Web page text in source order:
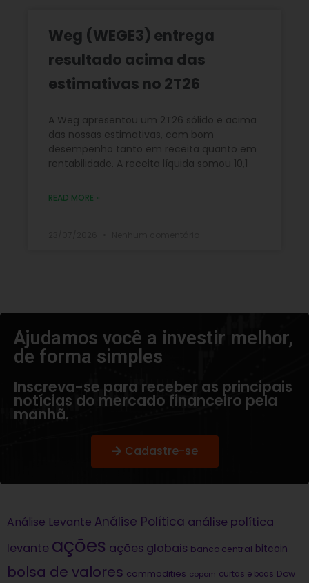
Weg (WEGE3) entrega
resultado acima das
estimativas no 2T26
A Weg apresentou um 2T26 sólido e acima
das nossas estimativas, com bom
desempenho tanto em receita quanto em
rentabilidade. A receita líquida somou 10,1
READ MORE »
Ajudamos você a investir melhor,
de forma simples​
Inscreva-se para receber as principais
notícias do mercado financeiro pela
manhã.
Cadastre-se
Análise Levante Análise Política análise política
levante ações ações globais banco central bitcoin
bolsa de valores commodities copom curtas e boas Dow